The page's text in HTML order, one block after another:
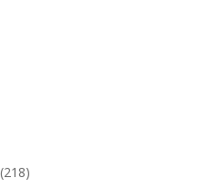
(218)